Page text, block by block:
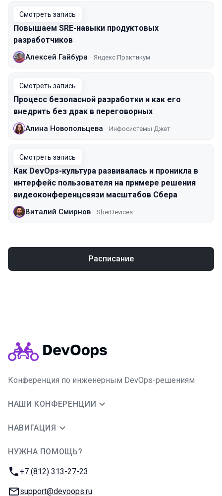
Смотреть запись
Повышаем SRE-навыки продуктовых
разработчиков
Алексей Гайбура Яндекс Практикум
Смотреть запись
Процесс безопасной разработки и как его
внедрить без драк в переговорных
Алина Новопольцева Инфосистемы Джет
Смотреть запись
Как DevOps-культура развивалась и проникла в
интерфейс пользователя на примере решения
видеоконференцсвязи масштабов Сбера
Виталий Смирнов SberDevices
Расписание
Конференция по инженерным DevOps-решениям
НАШИ КОНФЕРЕНЦИИ
НАВИГАЦИЯ
НУЖНА ПОМОЩЬ?
Телефон:
+7 (812) 313-27-23
E-mail:
support@devoops.ru